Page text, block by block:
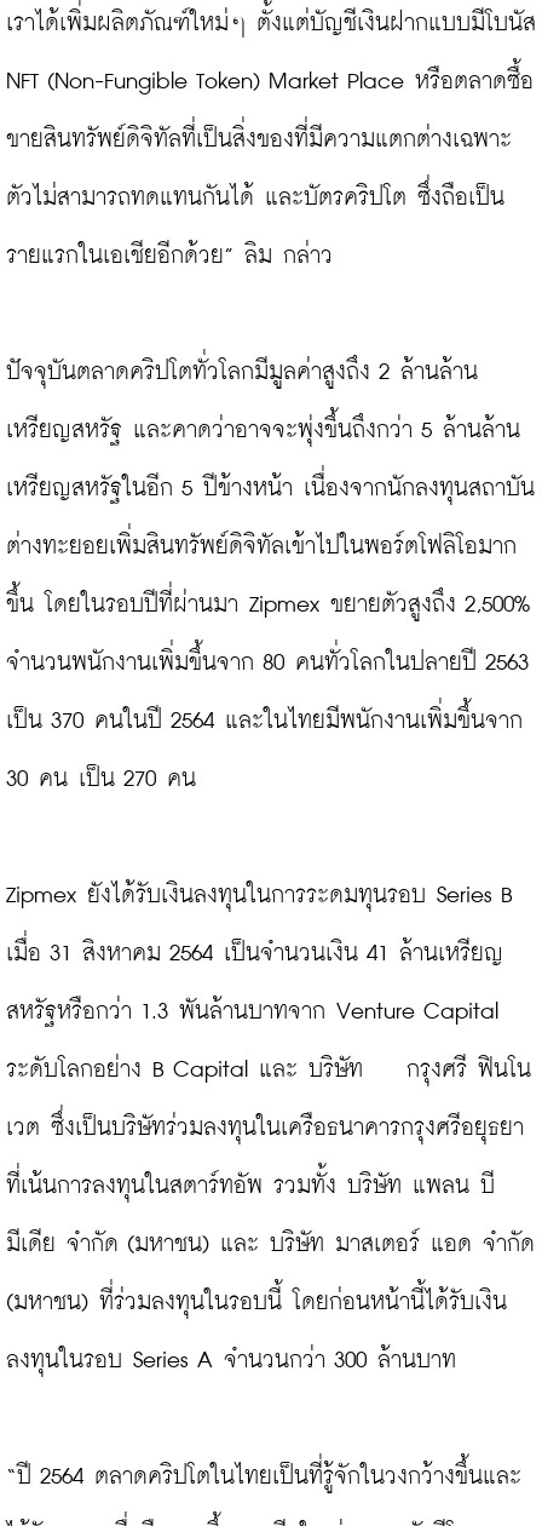
เราได้เพิ่มผลิตภัณฑ์ใหม่ๆ ตั้งแต่บัญชีเงินฝากแบบมีโบนัส
NFT (Non-Fungible Token) Market Place หรือตลาดซื้อ
ขายสินทรัพย์ดิจิทัลที่เป็นสิ่งของที่มีความแตกต่างเฉพาะ
ตัวไม่สามารถทดแทนกันได้ และบัตรคริปโต ซึ่งถือเป็น
รายแรกในเอเชียอีกด้วย” ลิม กล่าว
ปัจจุบันตลาดคริปโตทั่วโลกมีมูลค่าสูงถึง 2 ล้านล้าน
เหรียญสหรัฐ และคาดว่าอาจจะพุ่งขึ้นถึงกว่า 5 ล้านล้าน
เหรียญสหรัฐในอีก 5 ปีข้างหน้า เนื่องจากนักลงทุนสถาบัน
ต่างทะยอยเพิ่มสินทรัพย์ดิจิทัลเข้าไปในพอร์ตโฟลิโอมาก
ขึ้น โดยในรอบปีที่ผ่านมา Zipmex ขยายตัวสูงถึง 2,500%
จำนวนพนักงานเพิ่มขึ้นจาก 80 คนทั่วโลกในปลายปี 2563
เป็น 370 คนในปี 2564 และในไทยมีพนักงานเพิ่มขึ้นจาก
30 คน เป็น 270 คน
Zipmex ยังได้รับเงินลงทุนในการระดมทุนรอบ Series B
เมื่อ 31 สิงหาคม 2564 เป็นจำนวนเงิน 41 ล้านเหรียญ
สหรัฐหรือกว่า 1.3 พันล้านบาทจาก Venture Capital
ระดับโลกอย่าง B Capital และ บริษัท    กรุงศรี ฟินโน
เวต ซึ่งเป็นบริษัทร่วมลงทุนในเครือธนาคารกรุงศรีอยุธยา
ที่เน้นการลงทุนในสตาร์ทอัพ รวมทั้ง บริษัท แพลน บี
มีเดีย จำกัด (มหาชน) และ บริษัท มาสเตอร์ แอด จำกัด
(มหาชน) ที่ร่วมลงทุนในรอบนี้ โดยก่อนหน้านี้ได้รับเงิน
ลงทุนในรอบ Series A จำนวนกว่า 300 ล้านบาท
“ปี 2564 ตลาดคริปโตในไทยเป็นที่รู้จักในวงกว้างขึ้นและ